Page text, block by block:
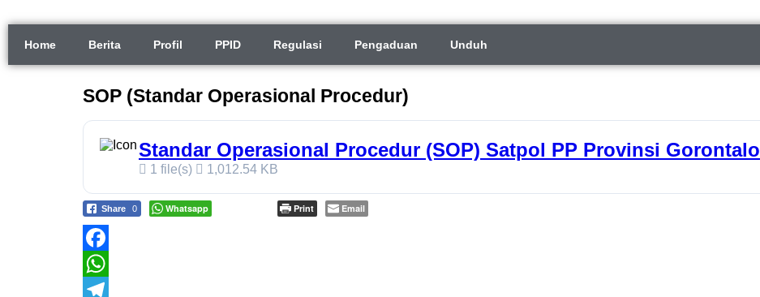
Home Berita Profil PPID Regulasi Pengaduan Unduh
SOP (Standar Operasional Procedur)
Standar Operasional Procedur (SOP) Satpol PP Provinsi Gorontalo
1 file(s) 1,012.54 KB
Share 0 Whatsapp Print Email
Facebook
WhatsApp